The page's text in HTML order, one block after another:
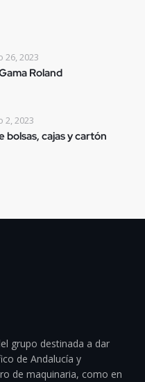
26, 2023
Roland
2, 2023
bolsas, cajas y cartón
grupo destinada a dar
de Andalucía y
de maquinaria, como en